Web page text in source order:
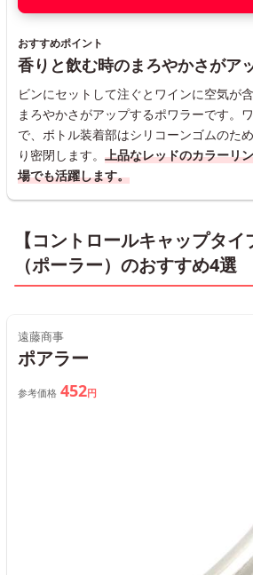
おすすめポイント
香りと飲む時のまろやかさがア
ビンにセットして注ぐとワインに空気が
まろやかさがアップするポワラーです。
で、ボトル装着部はシリコーンゴムのた
り密閉します。 上品なレッドのカラーリ
場でも活躍します。
【コントロールキャップタ
（ポーラー）のおすすめ4選
遠藤商事
ポアラー
参考価格 452円